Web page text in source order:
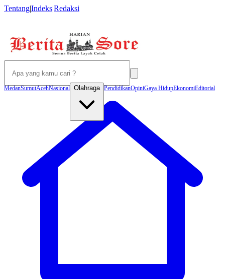
Tentang|Indeks|Redaksi
MedanSumutAcehNasional Olahraga PendidikanOpiniGaya HidupEkonomiEditorial